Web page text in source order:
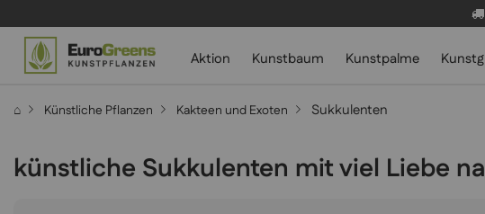
Aktion Kunstbaum Kunstpalme
⌂ Künstliche Pflanzen Kakteen und Exoten Sukkulenten
künstliche Sukkulenten mit viel Liebe